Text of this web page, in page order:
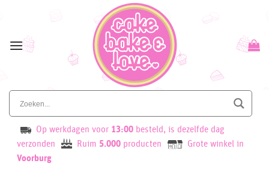
content
Op werkdagen voor 13:00 besteld, is dezelfde dag
verzonden
Ruim 5.000 producten
Grote winkel in
Voorburg